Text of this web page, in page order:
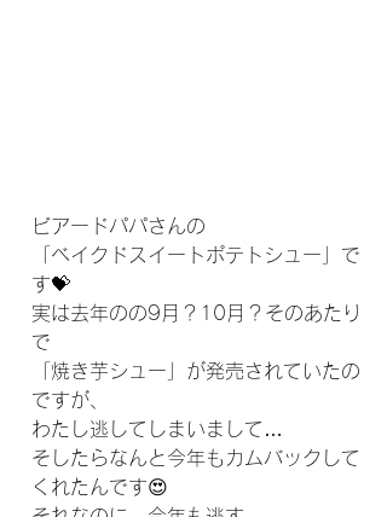
ビアードパパさんの
「ベイクドスイートポテトシュー」で
す💝
実は去年のの9月？10月？そのあたり
で
「焼き芋シュー」が発売されていたの
ですが、
わたし逃してしまいまして…
そしたらなんと今年もカムバックして
くれたんです😍